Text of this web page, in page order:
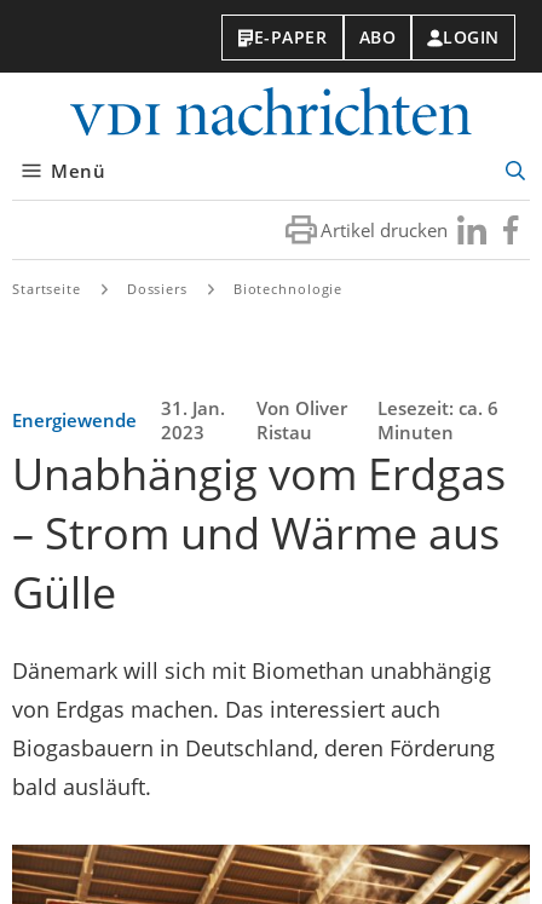
E-PAPER ABO LOGIN
Menü
Artikel drucken Besuchen
Sie
Sie
Startseite Dossiers Biotechnologie
Energiewende
31. Jan.
2023
Von Oliver
Ristau
Lesezeit: ca. 6
Minuten
Unabhängig vom Erdgas
– Strom und Wärme aus
Gülle
Dänemark will sich mit Biomethan unabhängig
von Erdgas machen. Das interessiert auch
Biogasbauern in Deutschland, deren Förderung
bald ausläuft.